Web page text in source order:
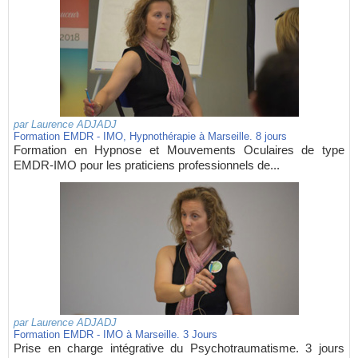
par Laurence ADJADJ
Formation EMDR - IMO, Hypnothérapie à Marseille. 8 jours
Formation en Hypnose et Mouvements Oculaires de type
EMDR-IMO pour les praticiens professionnels de...
par Laurence ADJADJ
Formation EMDR - IMO à Marseille. 3 Jours
Prise en charge intégrative du Psychotraumatisme. 3 jours